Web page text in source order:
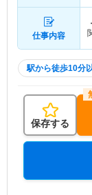
仕事内容
駅から徒歩10分
保存する